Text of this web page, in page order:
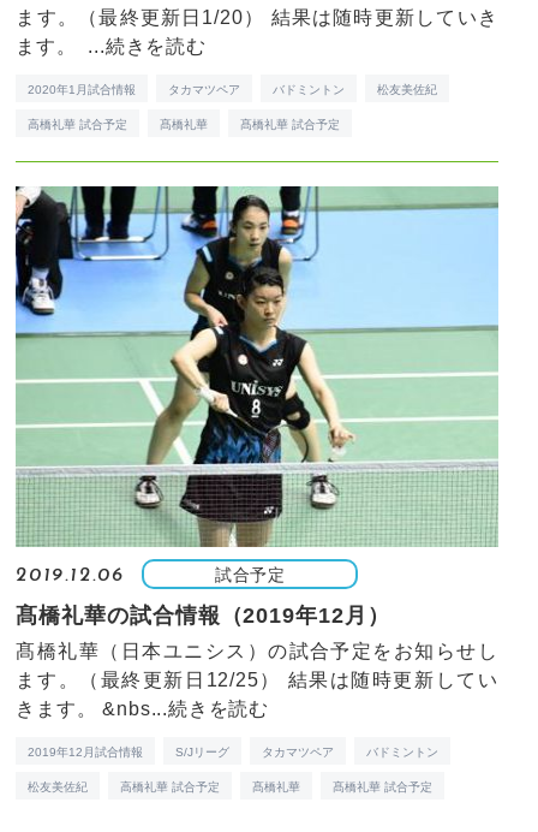
ます。（最終更新日1/20） 結果は随時更新していき
ます。 ...続きを読む
2020年1月試合情報 タカマツペア バドミントン 松友美佐紀
高橋礼華 試合予定 髙橋礼華 髙橋礼華 試合予定
2019.12.06 試合予定
髙橋礼華の試合情報（2019年12月）
髙橋礼華（日本ユニシス）の試合予定をお知らせし
ます。（最終更新日12/25） 結果は随時更新してい
きます。 &nbs...続きを読む
2019年12月試合情報 S/Jリーグ タカマツペア バドミントン
松友美佐紀 高橋礼華 試合予定 髙橋礼華 髙橋礼華 試合予定